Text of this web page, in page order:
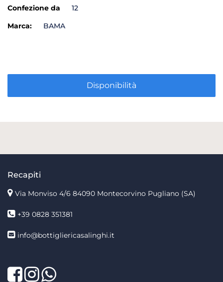
Confezione da
12
Marca:
BAMA
Disponibilità
Recapiti
Via Monviso 4/6 84090 Montecorvino Pugliano (SA)
+39 0828 351381
info@bottigliericasalinghi.it
Facebook
TwitterLinkedIn